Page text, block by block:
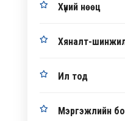
Хүний нөөц
Хяналт-
Ил тод
Мэргэжлийн